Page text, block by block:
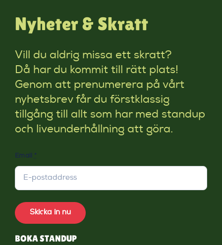
Nyheter & Skratt
Vill du aldrig missa ett skratt?
Då har du kommit till rätt plats!
Genom att prenumerera på vårt
nyhetsbrev får du förstklassig
tillgång till allt som har med standup
och liveunderhållning att göra.
Email *
Skicka in nu
BOKA STANDUP